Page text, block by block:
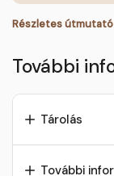
Részletes
További
Tárolás
További